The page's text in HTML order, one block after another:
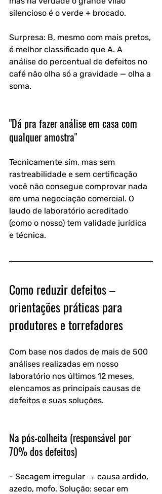
silencioso é o verde + brocado.
Surpresa: B, mesmo com mais pretos,
é melhor classificado que A. A
análise do percentual de defeitos no
café não olha só a gravidade — olha a
soma.
"Dá pra fazer análise em casa com
qualquer amostra"
Tecnicamente sim, mas sem
rastreabilidade e sem certificação
você não consegue comprovar nada
em uma negociação comercial. O
laudo de laboratório acreditado
(como o nosso) tem validade jurídica
e técnica.
Como reduzir defeitos –
orientações práticas para
produtores e torrefadores
Com base nos dados de mais de 500
análises realizadas em nosso
laboratório nos últimos 12 meses,
elencamos as principais causas de
defeitos e suas soluções.
Na pós-colheita (responsável por
70% dos defeitos)
- Secagem irregular → causa ardido,
azedo, mofo. Solução: secar em